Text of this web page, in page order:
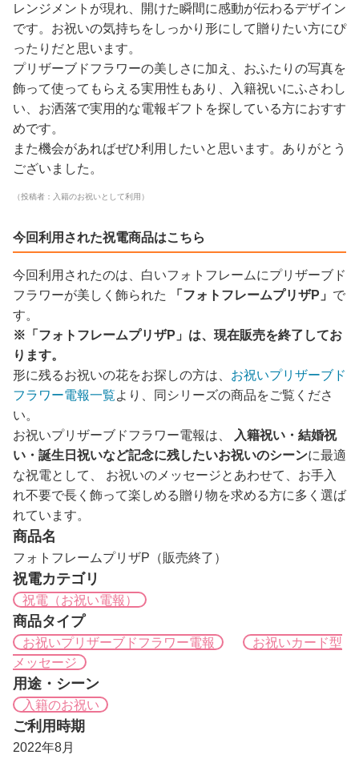
レンジメントが現れ、開けた瞬間に感動が伝わるデザイン
です。お祝いの気持ちをしっかり形にして贈りたい方にぴ
ったりだと思います。
プリザーブドフラワーの美しさに加え、おふたりの写真を
飾って使ってもらえる実用性もあり、入籍祝いにふさわし
い、お洒落で実用的な電報ギフトを探している方におすす
めです。
また機会があればぜひ利用したいと思います。ありがとう
ございました。
（投稿者：入籍のお祝いとして利用）
今回利用された祝電商品はこちら
今回利用されたのは、白いフォトフレームにプリザーブド
フラワーが美しく飾られた
「フォトフレームプリザP」 で
す。
※「フォトフレームプリザP」は、現在販売を終了してお
ります。
形に残るお祝いの花をお探しの方は、 お祝いプリザーブド
フラワー電報一覧より、同シリーズの商品をご覧くださ
い。
お祝いプリザーブドフラワー電報は、
入籍祝い・結婚祝
い・誕生日祝いなど記念に残したいお祝いのシーンに最適
な祝電として、 お祝いのメッセージとあわせて、お手入
れ不要で長く飾って楽しめる贈り物を求める方に多く選ば
れています。
商品名
フォトフレームプリザP（販売終了）
祝電カテゴリ
祝電（お祝い電報）
商品タイプ
お祝いプリザーブドフラワー電報
お祝いカード型
メッセージ
用途・シーン
入籍のお祝い
ご利用時期
2022年8月